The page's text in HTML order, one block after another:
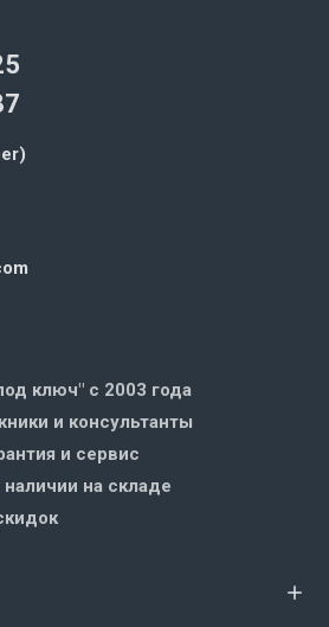
ключ" с 2003 года
и консультанты
и сервис
на складе